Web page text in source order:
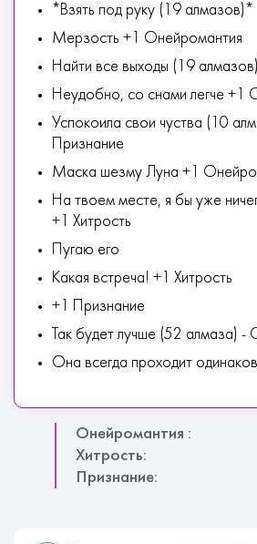
*Взять под руку (19 алмазов)*
Мерзость +1 Онейромантия
Найти все выходы (19 алмазов)
Неудобно, со снами легче +1
Успокоила свои чуства (10
Признание
Маска шезму Луна +1
На твоем месте, я бы уже
+1 Хитрость
Пугаю его
Какая встреча! +1 Хитрость
+1 Признание
Так будет лучше (52 алмаза) -
Она всегда проходит
Онейромантия :
Хитрость:
Признание: